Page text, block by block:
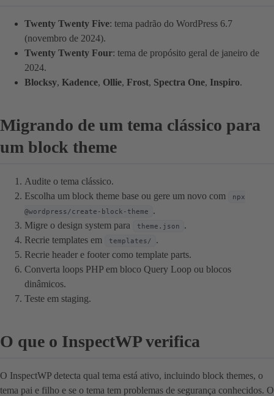
Twenty Twenty Five: tema padrão do WordPress 6.7
(novembro de 2024).
Twenty Twenty Four: tema de propósito geral de janeiro de
2024.
Blocksy, Kadence, Ollie, Frost, Spectra One, Inspiro.
Migrando de um tema clássico para
um block theme
Audite o tema clássico.
Escolha um block theme base ou gere um novo com
npx
@wordpress/create-block-theme
.
Migre o design system para
theme.json
.
Recrie templates em
templates/
.
Recrie header e footer como template parts.
Converta loops PHP em bloco Query Loop ou blocos
dinâmicos.
Teste em staging.
O que o InspectWP verifica
O InspectWP detecta qual tema está ativo, incluindo block themes, o
tema pai e filho e se o tema tem problemas de segurança conhecidos. O